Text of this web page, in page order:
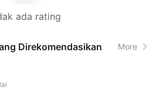
ada rating
Direkomendasikan More